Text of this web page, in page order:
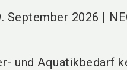
September 2026 |
und Aquatikbedarf